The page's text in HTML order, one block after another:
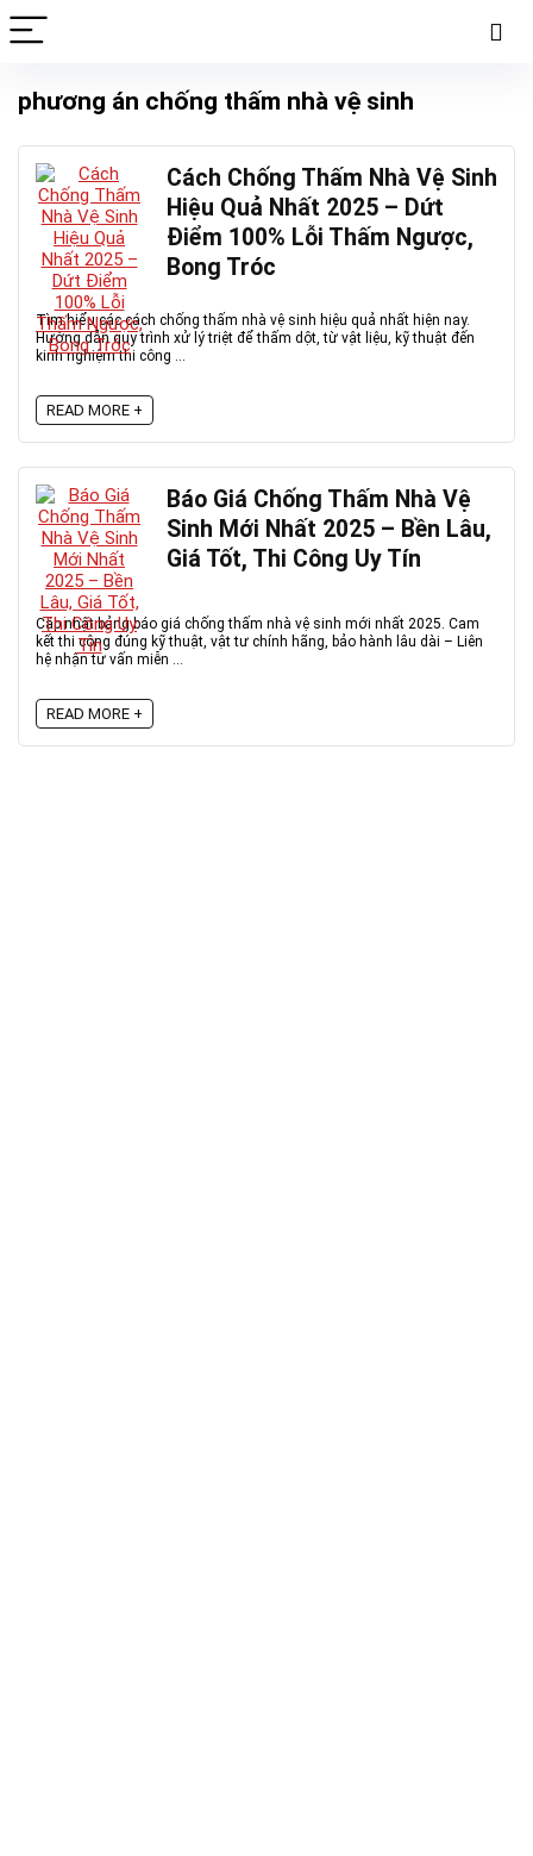
phương án chống thấm nhà vệ sinh
Cách Chống Thấm Nhà Vệ Sinh
Hiệu Quả Nhất 2025 – Dứt
Điểm 100% Lỗi Thấm Ngược,
Bong Tróc
Tìm hiểu các cách chống thấm nhà vệ sinh hiệu quả nhất hiện nay.
Hướng dẫn quy trình xử lý triệt để thấm dột, từ vật liệu, kỹ thuật đến
kinh nghiệm thi công ...
READ MORE +
Báo Giá Chống Thấm Nhà Vệ
Sinh Mới Nhất 2025 – Bền Lâu,
Giá Tốt, Thi Công Uy Tín
Cập nhật bảng báo giá chống thấm nhà vệ sinh mới nhất 2025. Cam
kết thi công đúng kỹ thuật, vật tư chính hãng, bảo hành lâu dài – Liên
hệ nhận tư vấn miễn ...
READ MORE +